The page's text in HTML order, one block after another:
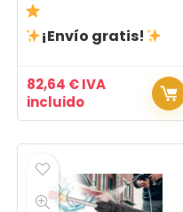
¡Envío gratis!
82,64 €IVA
incluido